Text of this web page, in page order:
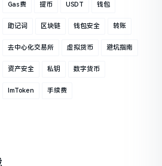
Gas费 提币 USDT 钱包
助记词 区块链 钱包安全 转账
去中心化交易所 虚拟货币 避坑指南
资产安全 私钥 数字货币
ImToken 手续费